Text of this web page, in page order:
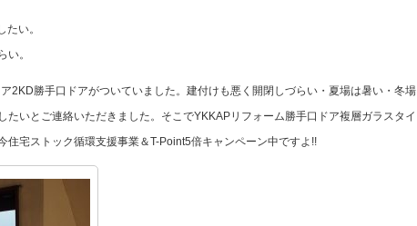
い。
。
2KD勝手口ドアがついていました。建付けも悪く開閉しづらい・夏場は暑い・冬場
たいとご連絡いただきました。そこでYKKAPリフォーム勝手口ドア複層ガラスタイ
住宅ストック循環支援事業＆T-Point5倍キャンペーン中ですよ!!